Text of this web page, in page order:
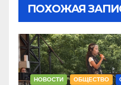
ПОХОЖАЯ
НОВОСТИ ОБЩЕСТВО